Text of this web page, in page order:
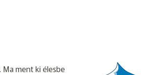
ment ki élesbe